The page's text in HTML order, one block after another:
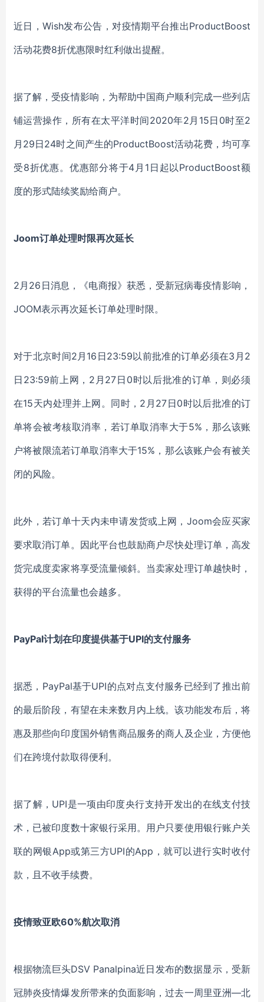
近日，Wish发布公告，对疫情期平台推出ProductBoost
活动花费8折优惠限时红利做出提醒。
据了解，受疫情影响，为帮助中国商户顺利完成一些列店
铺运营操作，所有在太平洋时间2020年2月15日0时至2
月29日24时之间产生的ProductBoost活动花费，均可享
受8折优惠。优惠部分将于4月1日起以ProductBoost额
度的形式陆续奖励给商户。
Joom订单处理时限再次延长
2月26日消息，《电商报》获悉，受新冠病毒疫情影响，
JOOM表示再次延长订单处理时限。
对于北京时间2月16日23:59以前批准的订单必须在3月2
日23:59前上网，2月27日0时以后批准的订单，则必须
在15天内处理并上网。同时，2月27日0时以后批准的订
单将会被考核取消率，若订单取消率大于5%，那么该账
户将被限流若订单取消率大于15%，那么该账户会有被关
闭的风险。
此外，若订单十天内未申请发货或上网，Joom会应买家
要求取消订单。因此平台也鼓励商户尽快处理订单，高发
货完成度卖家将享受流量倾斜。当卖家处理订单越快时，
获得的平台流量也会越多。
PayPal计划在印度提供基于UPI的支付服务
据悉，PayPal基于UPI的点对点支付服务已经到了推出前
的最后阶段，有望在未来数月内上线。该功能发布后，将
惠及那些向印度国外销售商品服务的商人及企业，方便他
们在跨境付款取得便利。
据了解，UPI是一项由印度央行支持开发出的在线支付技
术，已被印度数十家银行采用。用户只要使用银行账户关
联的网银App或第三方UPI的App，就可以进行实时收付
款，且不收手续费。
疫情致亚欧60%航次取消
根据物流巨头DSV Panalpina近日发布的数据显示，受新
冠肺炎疫情爆发所带来的负面影响，过去一周里亚洲—北